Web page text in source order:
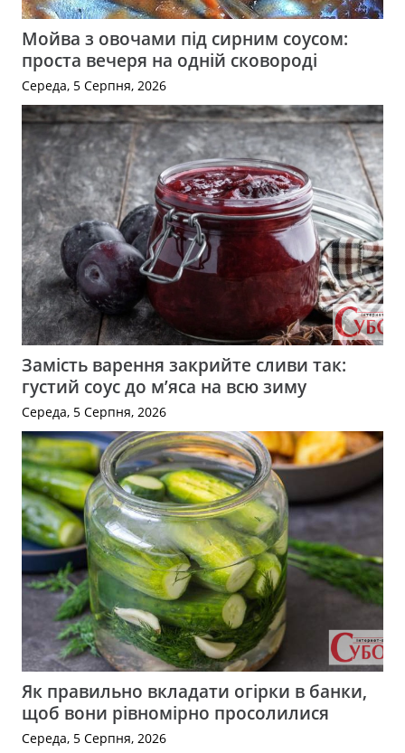
Мойва з овочами під сирним соусом:
проста вечеря на одній сковороді
Середа, 5 Серпня, 2026
Замість варення закрийте сливи так:
густий соус до м’яса на всю зиму
Середа, 5 Серпня, 2026
Як правильно вкладати огірки в банки,
щоб вони рівномірно просолилися
Середа, 5 Серпня, 2026